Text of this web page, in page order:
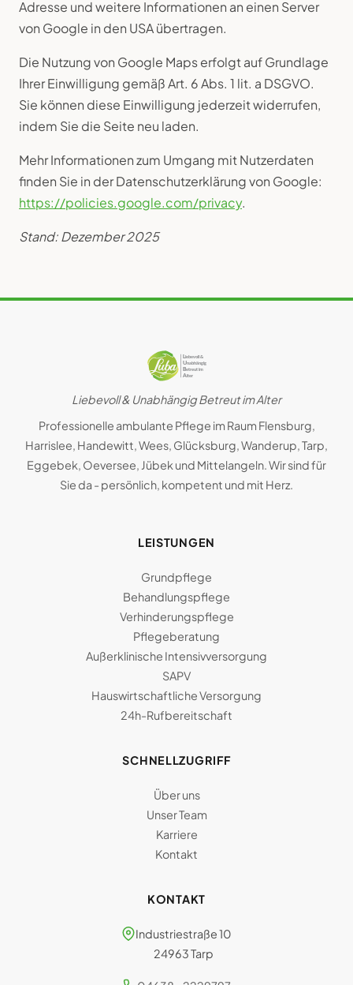
Adresse und weitere Informationen an einen Server
von Google in den USA übertragen.
Die Nutzung von Google Maps erfolgt auf Grundlage
Ihrer Einwilligung gemäß Art. 6 Abs. 1 lit. a DSGVO.
Sie können diese Einwilligung jederzeit widerrufen,
indem Sie die Seite neu laden.
Mehr Informationen zum Umgang mit Nutzerdaten
finden Sie in der Datenschutzerklärung von Google:
https://policies.google.com/privacy.
Stand: Dezember 2025
Liebevoll & Unabhängig Betreut im Alter
Professionelle ambulante Pflege im Raum Flensburg,
Harrislee, Handewitt, Wees, Glücksburg, Wanderup, Tarp,
Eggebek, Oeversee, Jübek und Mittelangeln. Wir sind für
Sie da - persönlich, kompetent und mit Herz.
LEISTUNGEN
Grundpflege
Behandlungspflege
Verhinderungspflege
Pflegeberatung
Außerklinische Intensivversorgung
SAPV
Hauswirtschaftliche Versorgung
24h-Rufbereitschaft
SCHNELLZUGRIFF
Über uns
Unser Team
Karriere
Kontakt
KONTAKT
Industriestraße 10
24963 Tarp